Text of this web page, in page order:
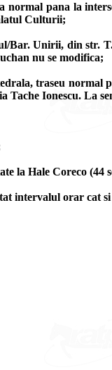
normal pana la
Culturii;
Bar. Unirii, din str.
nu se modifica;
traseu normal
Tache Ionescu. La
la Hale Coreco
intervalul orar cat